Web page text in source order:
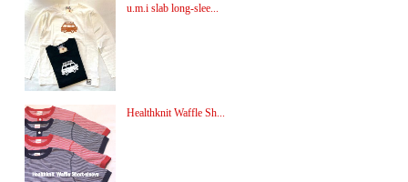
u.m.i slab long-slee...
Healthknit Waffle Sh...